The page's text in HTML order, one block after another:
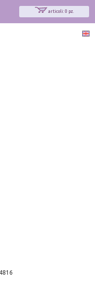
articoli: 0 pz.
newsletter!
desideri.